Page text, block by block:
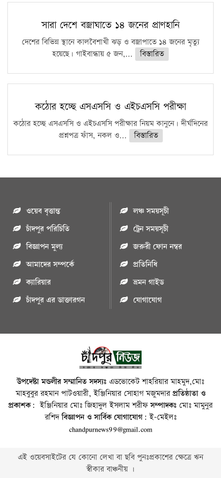
সারা দেশে বজ্রাঘাতে ১৪ জনের প্রাণহানি
দেশের বিভিন্ন স্থানে কালবৈশাখী ঝড় ও বজ্রাপাতে ১৪ জনের মৃত্যু
হয়েছে। গাইবান্ধায় ৫ জন,...
বিস্তারিত
কঠোর হচ্ছে এসএসসি ও এইচএসসি পরীক্ষা
কঠোর হচ্ছে এসএসসি ও এইচএসসি পরীক্ষার নিয়ম কানুনে। দীর্ঘদিনের
প্রশ্নপত্র ফাঁস, নকল ও...
বিস্তারিত
ওয়েব বৃত্তান্ত
চাঁদপুর পরিচিতি
বিজ্ঞাপন মুল্য
আমাদের সম্পর্কে
ক্যারিয়ার
চাঁদপুর এর ডাক্তারগন
লঞ্চ সময়সূচী
ট্রেন সময়সূচী
জরুরী ফোন নম্বর
প্রতিনিধি
ভ্রমন গাইড
যোগাযোগ
উপদেষ্টা মন্ডলীর সম্মানিত সদস্যঃ এডভোকেট শাহরিয়ার মাহমুদ,মোঃ
মাহবুবুর রহমান পাটওয়ারী, ইঞ্জিনিয়ার সোহাগ মজুমদারপ্রতিষ্ঠাতা ও
প্রকাশক: ইঞ্জিনিয়ার মোঃ জিহাদুল ইসলাম শরীফসম্পাদকঃ মোঃ মামুনুর
রশিদবিজ্ঞাপন ও সার্বিক যোগাযোগ: ই-মেইলঃ
chandpurnews99@gmail.com
এই ওয়েবসাইটের যে কোনো লেখা বা ছবি পুনঃপ্রকাশের ক্ষেত্রে ঋন
স্বীকার বাঞ্চনীয় ।